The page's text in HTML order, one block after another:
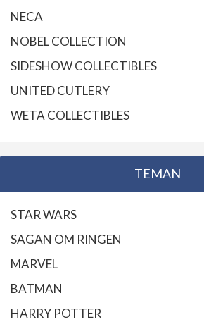
NECA
NOBEL COLLECTION
SIDESHOW COLLECTIBLES
UNITED CUTLERY
WETA COLLECTIBLES
TEMAN
STAR WARS
SAGAN OM RINGEN
MARVEL
BATMAN
HARRY POTTER